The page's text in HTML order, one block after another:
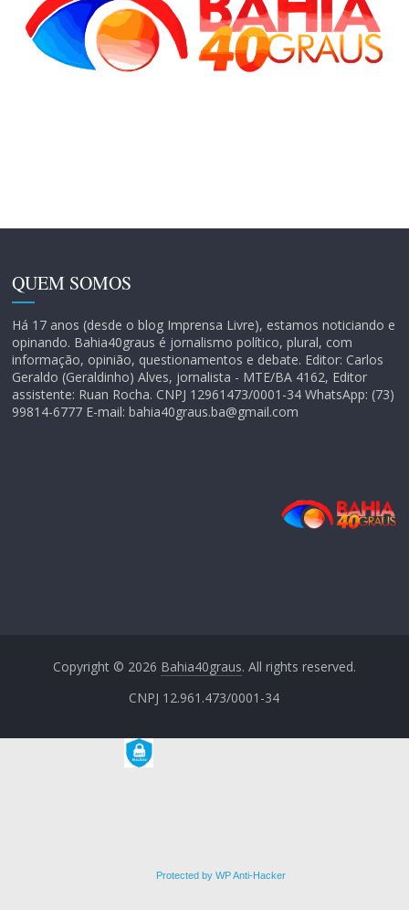
QUEM SOMOS
Há 17 anos (desde o blog Imprensa Livre), estamos noticiando e
opinando. Bahia40graus é jornalismo político, plural, com
informação, opinião, questionamentos e debate. Editor: Carlos
Geraldo (Geraldinho) Alves, jornalista - MTE/BA 4162, Editor
assistente: Ruan Rocha. CNPJ 12961473/0001-34 WhatsApp: (73)
99814-6777 E-mail: bahia40graus.ba@gmail.com
Copyright © 2026 Bahia40graus. All rights reserved.
CNPJ 12.961.473/0001-34
Protected by WP Anti-Hacker